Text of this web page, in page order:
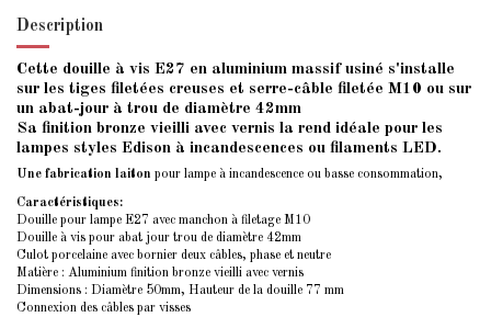
Description
Cette douille à vis E27 en aluminium massif usiné s'installe
sur les tiges filetées creuses et serre-câble filetée M10 ou sur
un abat-jour à trou de diamètre 42mm
Sa finition bronze vieilli avec vernis la rend idéale pour les
lampes styles Edison à incandescences ou filaments LED.
Une fabrication laiton pour lampe à incandescence ou basse consommation,
Caractéristiques:
Douille pour lampe E27 avec manchon à filetage M10
Douille à vis pour abat jour trou de diamètre 42mm
Culot porcelaine avec bornier deux câbles, phase et neutre
Matière : Aluminium finition bronze vieilli avec vernis
Dimensions : Diamètre 50mm, Hauteur de la douille 77 mm
Connexion des câbles par visses